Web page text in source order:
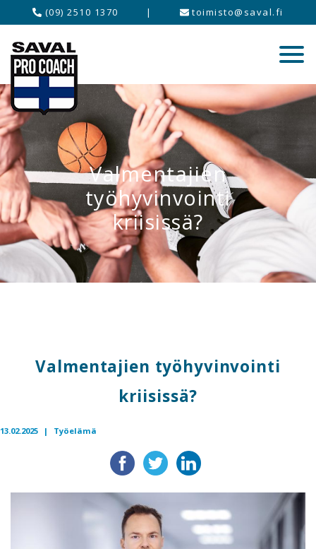
(09) 2510 1370 | toimisto@saval.fi
Valmentajien
työhyvinvointi
kriisissä?
Valmentajien työhyvinvointi
kriisissä?
13.02.2025 | Työelämä